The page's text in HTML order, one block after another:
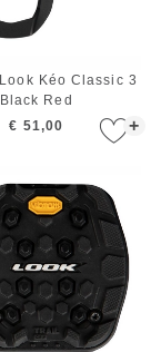
+
Kéo Classic 3
Black Red
€ 51,00